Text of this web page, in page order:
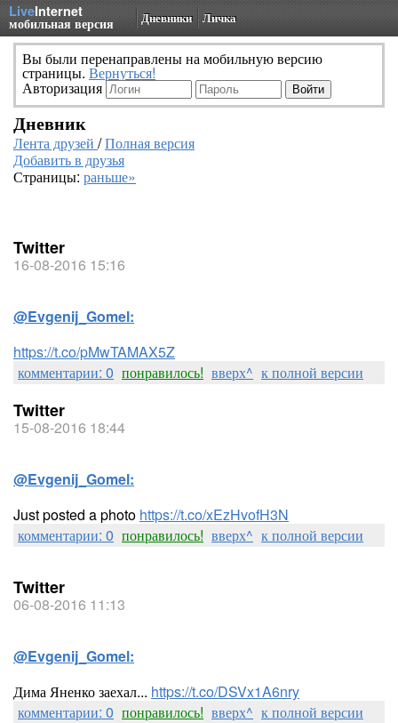
LiveInternet
мобильная версия Дневники Личка
Вы были перенаправлены на мобильную версию
страницы. Вернуться!
Авторизация
Дневник
Лента друзей /Полная версия
Добавить в друзья
Страницы: раньше»
Twitter
16-08-2016 15:16
@Evgenij_Gomel:
https://t.co/pMwTAMAX5Z
комментарии: 0 понравилось! вверх^ к полной версии
Twitter
15-08-2016 18:44
@Evgenij_Gomel:
Just posted a photo https://t.co/xEzHvofH3N
комментарии: 0 понравилось! вверх^ к полной версии
Twitter
06-08-2016 11:13
@Evgenij_Gomel:
Дима Яненко заехал... https://t.co/DSVx1A6nry
комментарии: 0 понравилось! вверх^ к полной версии